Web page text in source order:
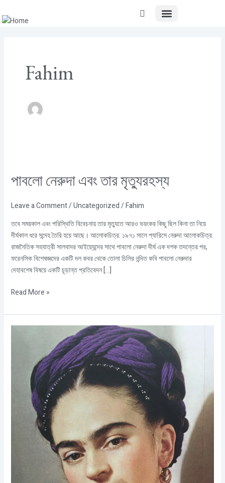
to
Fahim
পাবলো নেরুদা এবং তার মৃত্যুরহস্য
Leave a Comment/Uncategorized/Fahim
তবে সময়কাল এবং পরিস্থিতি বিবেচনায় তার মৃত্যুতে আরও ভয়ংকর কিছু ছিল কিনা তা নিয়ে
দীর্ঘকাল ধরে সন্দেহ তৈরি হয়ে আছে। আলোকচিত্র: ১৯৭১ সালে প্যারিসে নেরুদা আলোকচিত্র:
রাজনৈতিক সহযাত্রী সালবাদর আইয়্যেন্দের সাথে পাবলো নেরুদা দীর্ঘ এক দশক তদন্তের পর,
ফরেনসিক বিশেষজ্ঞদের একটি দল কবর থেকে তোলা চিলির নন্দিত কবি পাবলো নেরুদার
দেহাবশেষ বিষয়ে একটি চূড়ান্ত প্রতিবেদন […]
এবং
তার
মৃত্যুরহস্য
Read More »
নারীবাদী:
রাজনীতি
pagination